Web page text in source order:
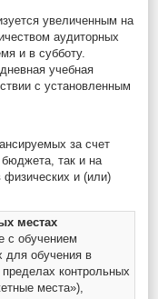
увеличенным на
аудиторных
и в субботу.
учебная
с установленным
за счет
так и на
и (или)
местах
с обучением
для обучения в
контрольных
места»),